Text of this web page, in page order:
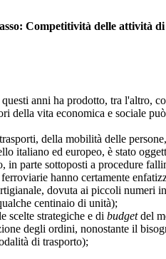
Competitività delle attività
anni ha prodotto, tra l'altro,
vita economica e sociale può
della mobilità delle persone,
ed europeo, è stato oggetto
in parte sottoposti a procedure
hanno certamente
dovuta ai piccoli
centinaio di unità);
scelte strategiche e di budgetdel
degli ordini, nonostante il
di trasporto);